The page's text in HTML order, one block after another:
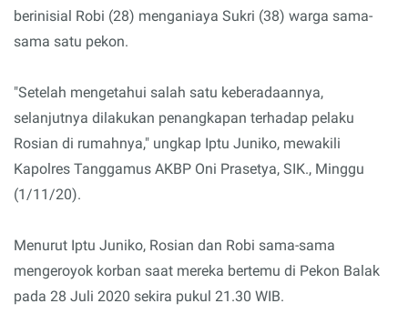
berinisial Robi (28) menganiaya Sukri (38) warga sama-
sama satu pekon.
"Setelah mengetahui salah satu keberadaannya,
selanjutnya dilakukan penangkapan terhadap pelaku
Rosian di rumahnya," ungkap Iptu Juniko, mewakili
Kapolres Tanggamus AKBP Oni Prasetya, SIK., Minggu
(1/11/20).
Menurut Iptu Juniko, Rosian dan Robi sama-sama
mengeroyok korban saat mereka bertemu di Pekon Balak
pada 28 Juli 2020 sekira pukul 21.30 WIB.